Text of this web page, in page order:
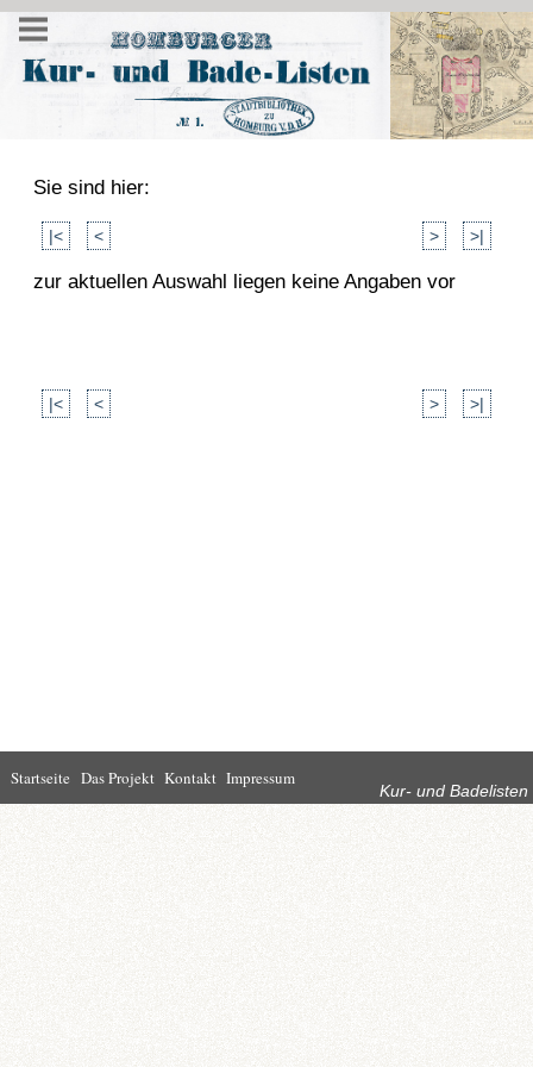
Sie sind hier:
|< < > >|
zur aktuellen Auswahl liegen keine Angaben vor
|< < > >|
Startseite
Leben in Bad
Homburg
Rathaus
Kultur Wirtschaft
Kur und
Tourismus
Kur- und Badelisten
Startseite Das Projekt Kontakt Impressum